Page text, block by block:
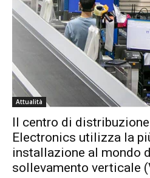
Attualità
Il centro di
Electronics utilizza la
installazione al mondo
sollevamento verticale